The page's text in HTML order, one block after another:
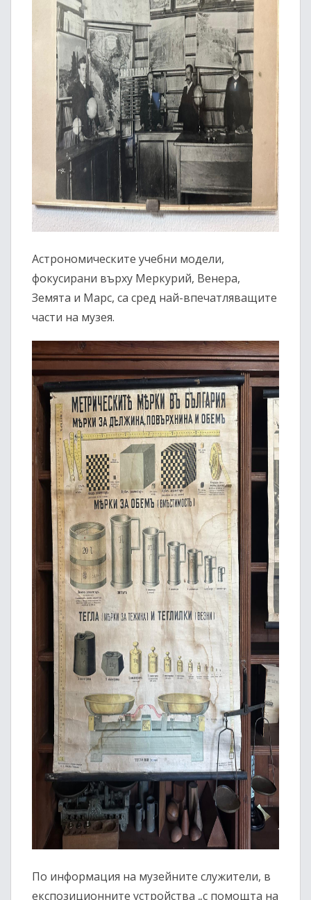
Астрономическите учебни модели,
фокусирани върху Меркурий, Венера,
Земята и Марс, са сред най-впечатляващите
части на музея.
По информация на музейните служители, в
експозиционните устройства „с помощта на